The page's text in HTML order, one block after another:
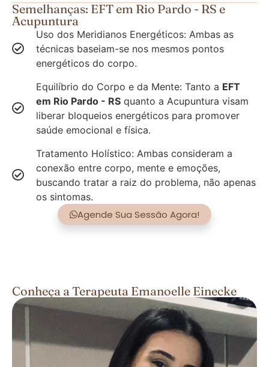
Semelhanças: EFT em Rio Pardo - RS e
Acupuntura
Uso dos Meridianos Energéticos: Ambas as
técnicas baseiam-se nos mesmos pontos
energéticos do corpo.
Equilíbrio do Corpo e da Mente: Tanto a EFT
em Rio Pardo - RS quanto a Acupuntura visam
liberar bloqueios energéticos para promover
saúde emocional e física.
Tratamento Holístico: Ambas consideram a
conexão entre corpo, mente e emoções,
buscando tratar a raiz do problema, não apenas
os sintomas.
Agende Sua Sessão Agora!
Conheça a Terapeuta Emanoelle Einecke